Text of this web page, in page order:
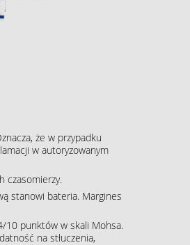
że w przypadku
w autoryzowanym
czasomierzy.
stanowi bateria. Margines
10 punktów w skali Mohsa.
na stłuczenia,